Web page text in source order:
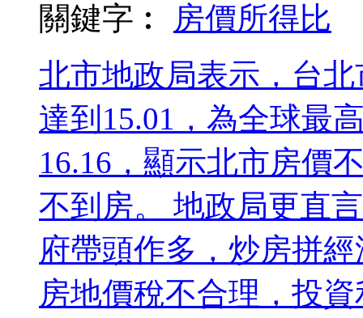
關鍵字︰
房價所得比
北市地政局表示，台
達到15.01，為全球最
16.16，顯示北市房價
不到房。 地政局更直
府帶頭作多，炒房拼
房地價稅不合理，投